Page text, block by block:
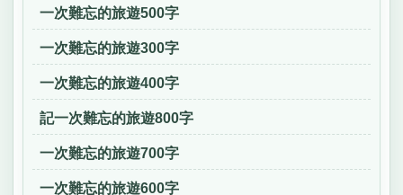
一次難忘的旅遊500字
一次難忘的旅遊300字
一次難忘的旅遊400字
記一次難忘的旅遊800字
一次難忘的旅遊700字
一次難忘的旅遊600字